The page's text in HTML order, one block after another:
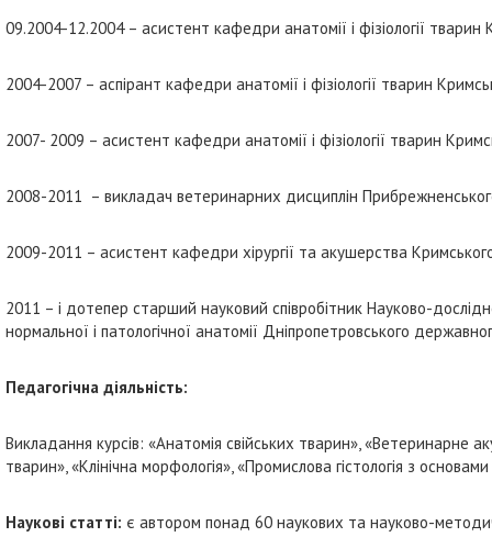
09.2004-12.2004 – асистент кафедри анатомії і фізіології
2004-2007 – аспірант кафедри анатомії і фізіології тварин
2007- 2009 – асистент кафедри анатомії і фізіології тварин
2008-2011 – викладач ветеринарних дисциплін
2009-2011 – асистент кафедри хірургії та акушерства
2011 – і дотепер старший науковий співробітник Науково-
нормальної і патологічної анатомії Дніпропетровського
Педагогічна діяльність:
Викладання курсів: «Анатомія свійських тварин», «Ветеринарне
тварин», «Клінічна морфологія», «Промислова гістологія з
Наукові статті: є автором понад 60 наукових та науково-